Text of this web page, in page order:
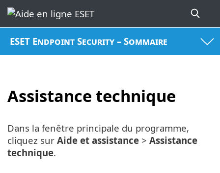
ESET Endpoint Security – Sommaire
Assistance technique
Dans la fenêtre principale du programme,
cliquez sur Aide et assistance > Assistance
technique.